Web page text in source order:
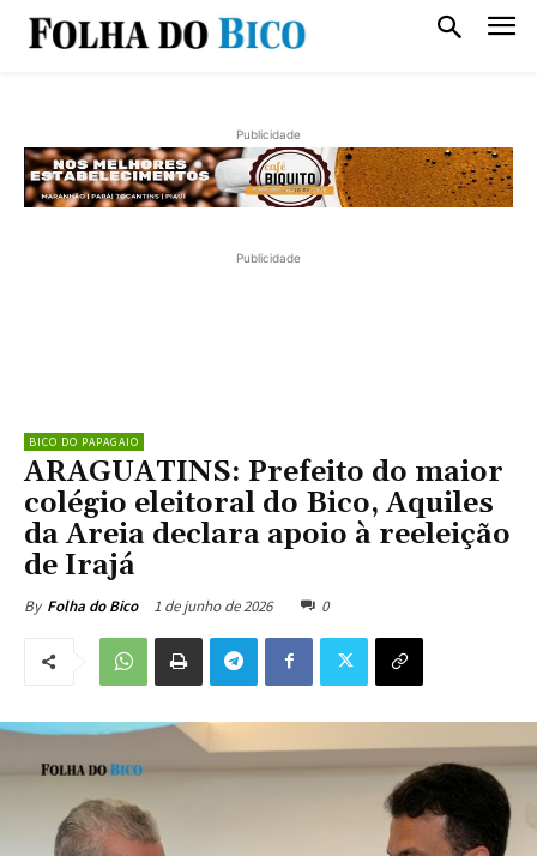
Publicidade
Publicidade
BICO DO PAPAGAIO
ARAGUATINS: Prefeito do maior
colégio eleitoral do Bico, Aquiles
da Areia declara apoio à reeleição
de Irajá
By Folha do Bico 1 de junho de 2026 0